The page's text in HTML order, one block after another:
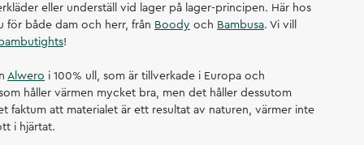
eller underställ vid lager på lager-principen. Här hos
för både dam och herr, från Boody och Bambusa. Vi vill
bambutights!
Alwero i 100% ull, som är tillverkade i Europa och
håller värmen mycket bra, men det håller dessutom
faktum att materialet är ett resultat av naturen, värmer inte
i hjärtat.